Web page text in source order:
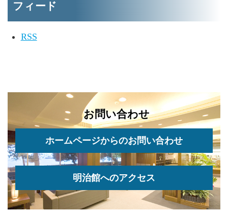
フィード
RSS
お問い合わせ
ホームページからのお問い合わせ
明治館へのアクセス